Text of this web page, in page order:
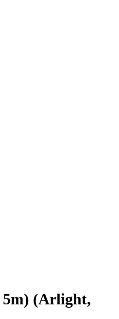
5m) (Arlight,